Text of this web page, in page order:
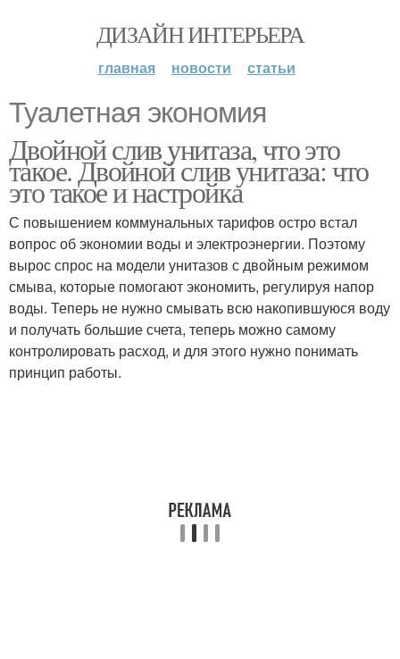
ДИЗАЙН ИНТЕРЬЕРА
главная новости статьи
Туалетная экономия
Двойной слив унитаза, что это
такое. Двойной слив унитаза: что
это такое и настройка
С повышением коммунальных тарифов остро встал
вопрос об экономии воды и электроэнергии. Поэтому
вырос спрос на модели унитазов с двойным режимом
смыва, которые помогают экономить, регулируя напор
воды. Теперь не нужно смывать всю накопившуюся воду
и получать большие счета, теперь можно самому
контролировать расход, и для этого нужно понимать
принцип работы.